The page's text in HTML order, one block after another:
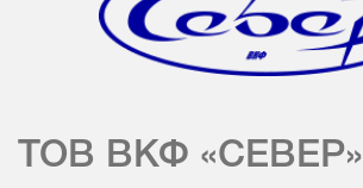
ТОВ ВКФ «СЕВЕР»